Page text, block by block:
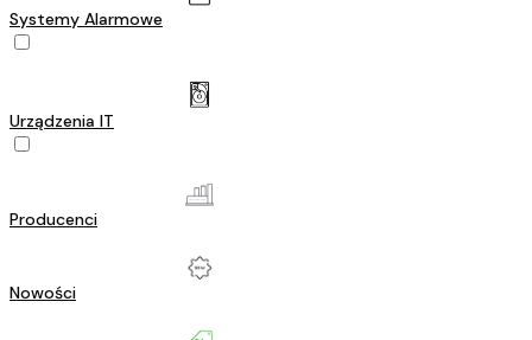
Systemy Alarmowe
Urządzenia IT
Producenci
Nowości